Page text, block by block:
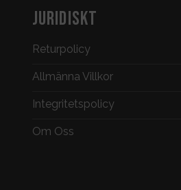
JURIDISKT
Returpolicy
Allmänna Villkor
Integritetspolicy
Om Oss